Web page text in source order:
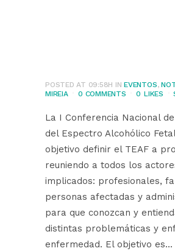
POSTED AT 09:58H INEVENTOS,
MIREIA
0 COMMENTS 0 LIKES
La I Conferencia Nacional
del Espectro Alcohólico
objetivo definir el TEAF a
reuniendo a todos los
implicados: profesionales,
personas afectadas y
para que conozcan y
distintas problemáticas y
enfermedad. El objetivo es...